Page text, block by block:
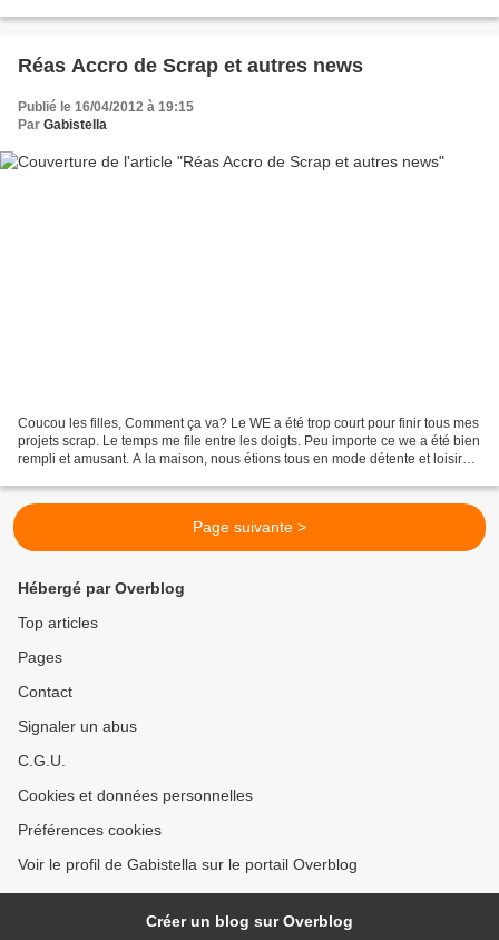
Réas Accro de Scrap et autres news
Publié le 16/04/2012 à 19:15
Par Gabistella
Coucou les filles, Comment ça va? Le WE a été trop court pour finir tous mes
projets scrap. Le temps me file entre les doigts. Peu importe ce we a été bien
rempli et amusant. A la maison, nous étions tous en mode détente et loisirs.
Page suivante >
Hébergé par Overblog
Top articles
Pages
Contact
Signaler un abus
C.G.U.
Cookies et données personnelles
Préférences cookies
Voir le profil de Gabistella sur le portail Overblog
Créer un blog sur Overblog